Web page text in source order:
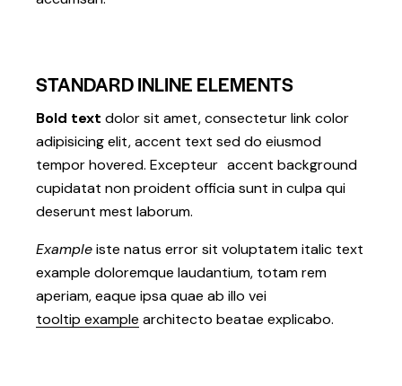
STANDARD INLINE ELEMENTS
Bold text dolor sit amet, consecteturlink color
adipisicing elit, accent text sed do eiusmod
tempor hovered. Excepteur accent background
cupidatat non proident officia sunt in culpa qui
deserunt mest laborum.
Exampleiste natus error sit voluptatem italic text
example doloremque laudantium, totam rem
aperiam, eaque ipsa quae ab illo vei
tooltip example architecto beatae explicabo.